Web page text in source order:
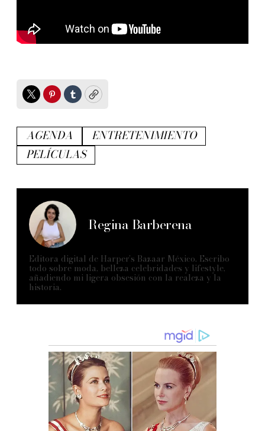
TwitterPinterest
TumblrCopy
AGENDA
ENTRETENIMIENTO
PELÍCULAS
Regina Barberena
Editora digital de Harper’s Bazaar México. Escribo
todo sobre moda, belleza celebridades y lifestyle,
añadiendo mi ligera obsesión con la realeza y la
historia.